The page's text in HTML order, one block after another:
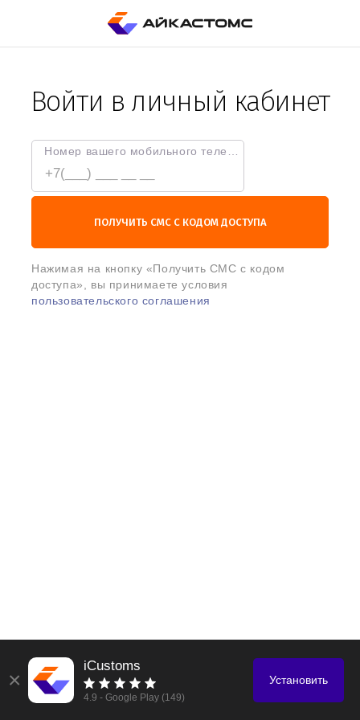
Войти в личный кабинет
Номер вашего мобильного телефона
ПОЛУЧИТЬ СМС С КОДОМ ДОСТУПА
Нажимая на кнопку «Получить СМС с кодом
доступа», вы принимаете условия
пользовательского соглашения
×
iCustoms
4.9 - Google Play (149)
Установить